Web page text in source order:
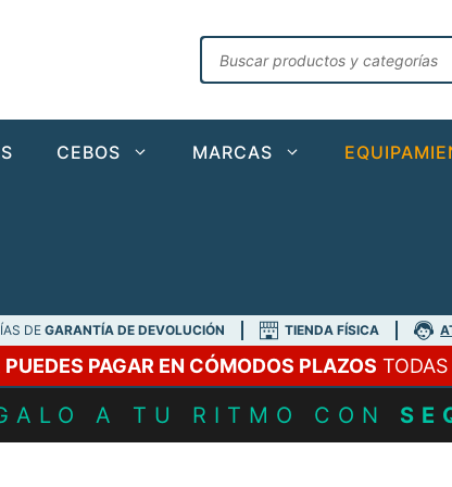
Búsqueda
de
productos
CEBOS MARCAS
DEGARANTÍA DE DEVOLUCIÓN TIENDA FÍSICA
PUEDES PAGAR EN CÓMODOS PLAZOS
A TU RITMO CON